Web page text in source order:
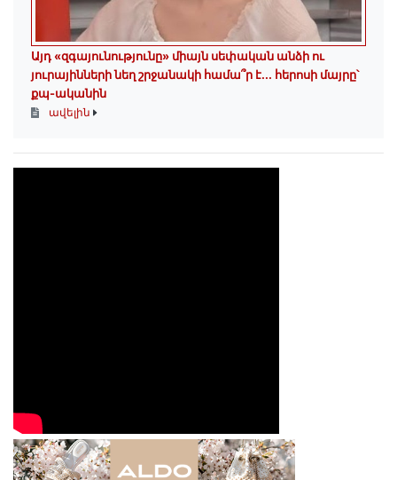
Այդ «զգայունությունը» միայն սեփական անձի ու
յուրայինների նեղ շրջանակի համա՞ր է․․․ հերոսի մայրը՝
քպ-ականին
ավելին